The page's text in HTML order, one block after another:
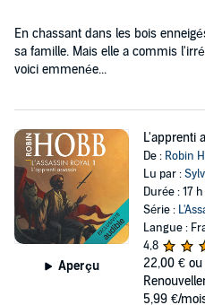
En chassant dans les bois
sa famille. Mais elle a commis
voici emmenée...
Aperçu
L'apprenti
De : Robin
Lu par :
Durée : 17
Série :
Langue :
4,8
22,00 € ou
5,99 €/